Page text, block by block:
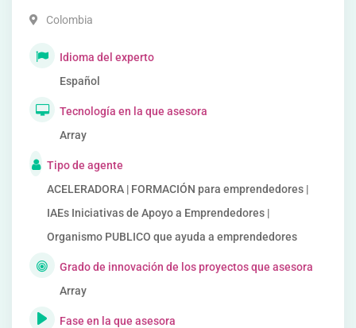
Colombia
Idioma del experto
Español
Tecnología en la que asesora
Array
Tipo de agente
ACELERADORA | FORMACIÓN para emprendedores |
IAEs Iniciativas de Apoyo a Emprendedores |
Organismo PUBLICO que ayuda a emprendedores
Grado de innovación de los proyectos que asesora
Array
Fase en la que asesora